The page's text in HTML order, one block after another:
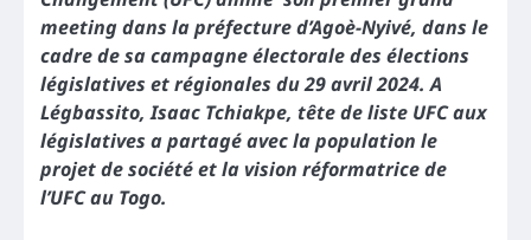
meeting dans la préfecture d’Agoè-Nyivé, dans le
cadre de sa campagne électorale des élections
législatives et régionales du 29 avril 2024. A
Légbassito, Isaac Tchiakpe, tête de liste UFC aux
législatives a partagé avec la population le
projet de société et la vision réformatrice de
l’UFC au Togo.